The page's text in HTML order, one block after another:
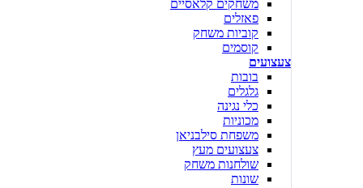
משחקים קלאסיים
פאזלים
קוביות משחק
קוסמים
צעצועים
בובות
גלגלים
כלי נגינה
מכוניות
משפחת סילבניאן
צעצועים מעץ
שולחנות משחק
שונות